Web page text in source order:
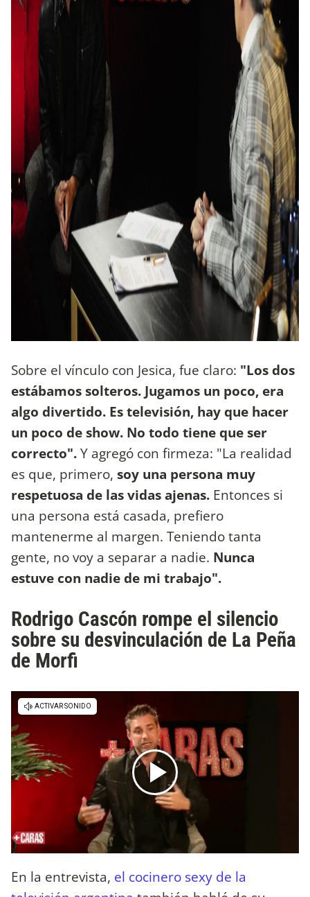
Sobre el vínculo con Jesica, fue claro: "Los dos
estábamos solteros. Jugamos un poco, era
algo divertido. Es televisión, hay que hacer
un poco de show. No todo tiene que ser
correcto".Y agregó con firmeza: "La realidad
es que, primero, soy una persona muy
respetuosa de las vidas ajenas. Entonces si
una persona está casada, prefiero
mantenerme al margen. Teniendo tanta
gente, no voy a separar a nadie. Nunca
estuve con nadie de mi trabajo".
Rodrigo Cascón rompe el silencio
sobre su desvinculación de La Peña
de Morfi
En la entrevista, el cocinero sexy de la